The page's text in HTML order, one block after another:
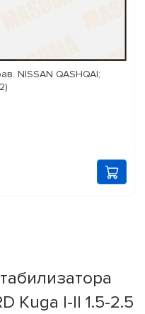
NISSAN QASHQAI;
Kuga I-II 1.5-2.5